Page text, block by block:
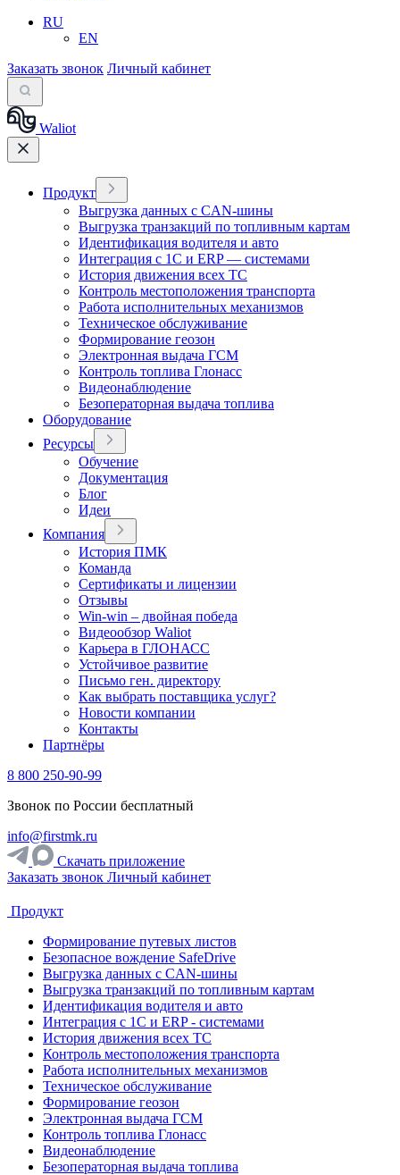
RU
EN
Заказать звонок Личный кабинет
Waliot
Продукт
Выгрузка данных с CAN-шины
Выгрузка транзакций по топливным картам
Идентификация водителя и авто
Интеграция с 1С и ERP — системами
История движения всех ТС
Контроль местоположения транспорта
Работа исполнительных механизмов
Техническое обслуживание
Формирование геозон
Электронная выдача ГСМ
Контроль топлива Глонасс
Видеонаблюдение
Безоператорная выдача топлива
Оборудование
Ресурсы
Обучение
Документация
Блог
Идеи
Компания
История ПМК
Команда
Сертификаты и лицензии
Отзывы
Win-win – двойная победа
Видеообзор Waliot
Карьера в ГЛОНАСС
Устойчивое развитие
Письмо ген. директору
Как выбрать поставщика услуг?
Новости компании
Контакты
Партнёры
8 800 250-90-99
Звонок по России бесплатный
info@firstmk.ru
Скачать приложение
Заказать звонок Личный кабинет
Продукт
Формирование путевых листов
Безопасное вождение SafeDrive
Выгрузка данных с CAN-шины
Выгрузка транзакций по топливным картам
Идентификация водителя и авто
Интеграция с 1С и ERP - системами
История движения всех ТС
Контроль местоположения транспорта
Работа исполнительных механизмов
Техническое обслуживание
Формирование геозон
Электронная выдача ГСМ
Контроль топлива Глонасс
Видеонаблюдение
Безоператорная выдача топлива